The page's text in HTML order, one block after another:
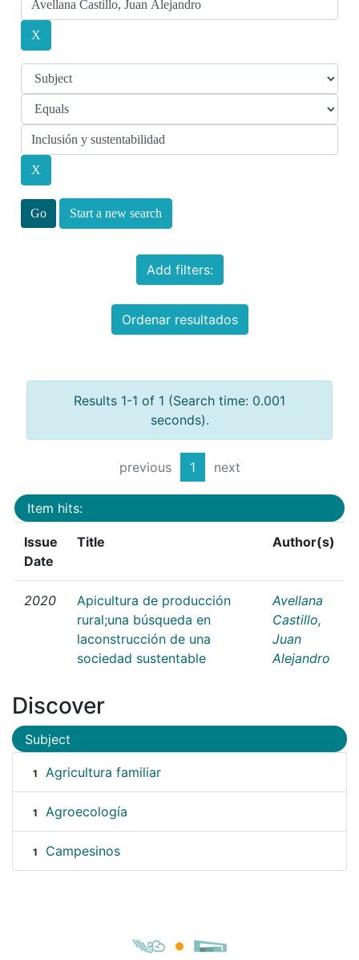
Start a new search
Add filters:
Ordenar resultados
Results 1-1 of 1 (Search time: 0.001
seconds).
previous 1 next
Item hits:
Issue
Date
Title Author(s)
2020
Apicultura de producción
rural;una búsqueda en
laconstrucción de una
sociedad sustentable
Avellana
Castillo,
Juan
Alejandro
Discover
Subject
1 Agricultura familiar
1 Agroecología
1 Campesinos